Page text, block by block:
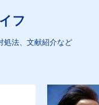
フ
処法、文献紹介など